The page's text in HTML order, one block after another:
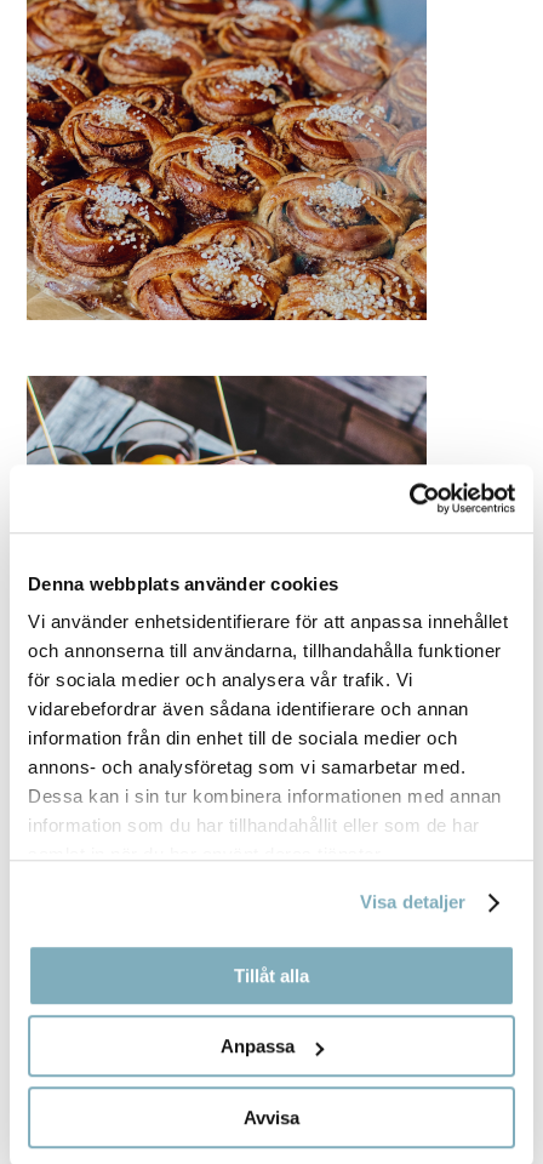
Denna webbplats använder cookies
Vi använder enhetsidentifierare för att anpassa innehållet
och annonserna till användarna, tillhandahålla funktioner
för sociala medier och analysera vår trafik. Vi
vidarebefordrar även sådana identifierare och annan
information från din enhet till de sociala medier och
annons- och analysföretag som vi samarbetar med.
Dessa kan i sin tur kombinera informationen med annan
information som du har tillhandahållit eller som de har
Visa detaljer
Tillåt alla
Anpassa
Avvisa